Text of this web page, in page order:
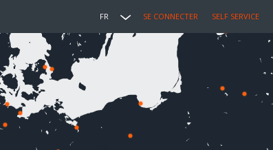
FR SE CONNECTER SELF SERVICE